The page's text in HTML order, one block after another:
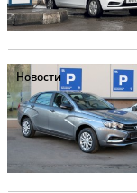
Новости